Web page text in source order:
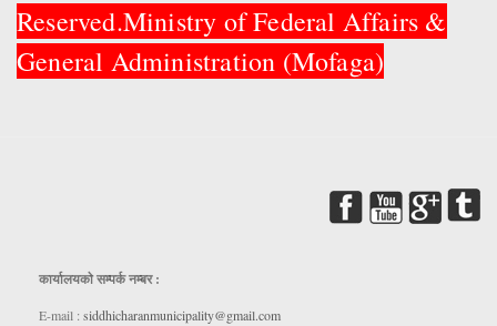
Reserved.Ministry of Federal Affairs &
General Administration (Mofaga)
कार्यालयकाे सम्पर्क नम्बर :
E-mail : siddhicharanmunicipality@gmail.com